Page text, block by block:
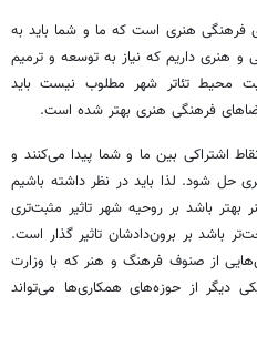
فرهنگی هنری است که ما و شما باید به
هنری داریم که نیاز به توسعه و ترمیم
محیط تئاتر شهر مطلوب نیست باید
فرهنگی هنری بهتر شده است.
اشتراکی بین ما و شما پیدا می‌کنند و
حل شود. لذا باید در نظر داشته باشیم
باشد بر روحیه شهر تاثیر مثبت‌تری
باشد بر برون‌دادشان تاثیر گذار است.
از صنوف فرهنگ و هنر که با وزارت
دیگر از حوزه‌های همکاری‌ها می‌تواند